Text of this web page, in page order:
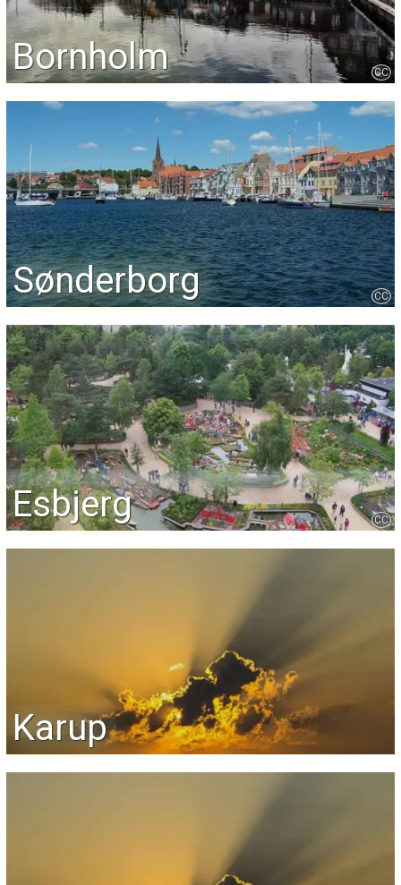
Bornholm CC
Sønderborg CC
Esbjerg CC
Karup